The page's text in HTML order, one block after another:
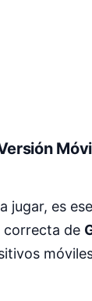
jugar, es
correcta de